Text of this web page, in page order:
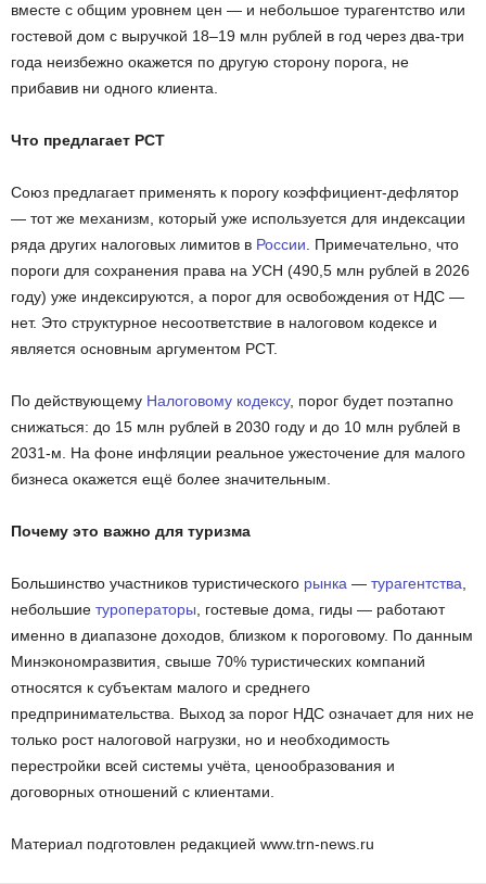
вместе с общим уровнем цен — и небольшое турагентство или
гостевой дом с выручкой 18–19 млн рублей в год через два-три
года неизбежно окажется по другую сторону порога, не
прибавив ни одного клиента.
Что предлагает РСТ
Союз предлагает применять к порогу коэффициент-дефлятор
— тот же механизм, который уже используется для индексации
ряда других налоговых лимитов в России . Примечательно, что
пороги для сохранения права на УСН (490,5 млн рублей в 2026
году) уже индексируются, а порог для освобождения от НДС —
нет. Это структурное несоответствие в налоговом кодексе и
является основным аргументом РСТ.
По действующему Налоговому кодексу, порог будет поэтапно
снижаться: до 15 млн рублей в 2030 году и до 10 млн рублей в
2031-м. На фоне инфляции реальное ужесточение для малого
бизнеса окажется ещё более значительным.
Почему это важно для туризма
Большинство участников туристического рынка — турагентства
небольшие туроператоры , гостевые дома, гиды — работают
именно в диапазоне доходов, близком к пороговому. По данным
Минэкономразвития, свыше 70% туристических компаний
относятся к субъектам малого и среднего
предпринимательства. Выход за порог НДС означает для них не
только рост налоговой нагрузки, но и необходимость
перестройки всей системы учёта, ценообразования и
договорных отношений с клиентами.
Материал подготовлен редакцией www.trn-news.ru